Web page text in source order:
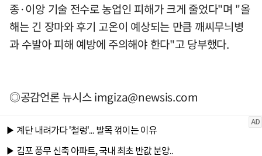
종·이앙 기술 전수로 농업인 피해가 크게 줄었다"며 "올
해는 긴 장마와 후기 고온이 예상되는 만큼 깨씨무늬병
과 수발아 피해 예방에 주의해야 한다"고 당부했다.
◎공감언론 뉴시스imgiza@newsis.com